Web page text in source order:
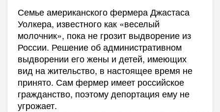
Семье американского фермера Джастаса
Уолкера, известного как «веселый
молочник», пока не грозит выдворение из
России. Решение об административном
выдворении его жены и детей, имеющих
вид на жительство, в настоящее время не
принято. Сам фермер имеет российское
гражданство, поэтому депортация ему не
угрожает.